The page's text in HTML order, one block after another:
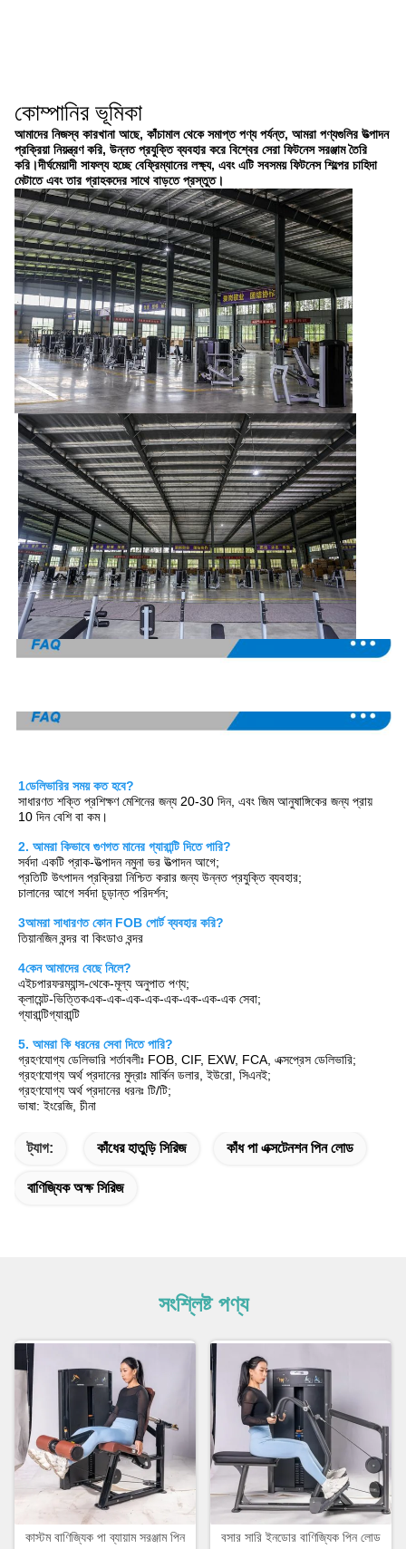
কোম্পানির ভূমিকা
আমাদের নিজস্ব কারখানা আছে, কাঁচামাল থেকে সমাপ্ত পণ্য পর্যন্ত, আমরা পণ্যগুলির উত্পাদন
প্রক্রিয়া নিয়ন্ত্রণ করি, উন্নত প্রযুক্তি ব্যবহার করে বিশ্বের সেরা ফিটনেস সরঞ্জাম তৈরি
করি।দীর্ঘমেয়াদী সাফল্য হচ্ছে বেফ্রিম্যানের লক্ষ্য, এবং এটি সবসময় ফিটনেস শিল্পের চাহিদা
মেটাতে এবং তার গ্রাহকদের সাথে বাড়তে প্রস্তুত।
1ডেলিভারির সময় কত হবে?
সাধারণত শক্তি প্রশিক্ষণ মেশিনের জন্য 20-30 দিন, এবং জিম আনুষাঙ্গিকের জন্য প্রায়
10 দিন বেশি বা কম।
2. আমরা কিভাবে গুণগত মানের গ্যারান্টি দিতে পারি?
সর্বদা একটি প্রাক-উত্পাদন নমুনা ভর উত্পাদন আগে;
প্রতিটি উৎপাদন প্রক্রিয়া নিশ্চিত করার জন্য উন্নত প্রযুক্তি ব্যবহার;
চালানের আগে সর্বদা চূড়ান্ত পরিদর্শন;
3আমরা সাধারণত কোন FOB পোর্ট ব্যবহার করি?
তিয়ানজিন বন্দর বা কিংডাও বন্দর
4কেন আমাদের বেছে নিলে?
এইচপারফরম্যান্স-থেকে-মূল্য অনুপাত পণ্য;
ক্লায়েন্ট-ভিত্তিকএক-এক-এক-এক-এক-এক-এক-এক সেবা;
গ্যারান্টিগ্যারান্টি
5. আমরা কি ধরনের সেবা দিতে পারি?
গ্রহণযোগ্য ডেলিভারি শর্তাবলীঃ FOB, CIF, EXW, FCA, এক্সপ্রেস ডেলিভারি;
গ্রহণযোগ্য অর্থ প্রদানের মুদ্রাঃ মার্কিন ডলার, ইউরো, সিএনই;
গ্রহণযোগ্য অর্থ প্রদানের ধরনঃ টি/টি;
ভাষা: ইংরেজি, চীনা
ট্যাগ: কাঁধের হাতুড়ি সিরিজ কাঁধ পা এক্সটেনশন পিন লোড
বাণিজ্যিক অক্ষ সিরিজ
সংশ্লিষ্ট পণ্য
কাস্টম বাণিজ্যিক পা ব্যায়াম সরঞ্জাম পিন
বসার সারি ইনডোর বাণিজ্যিক পিন লোড